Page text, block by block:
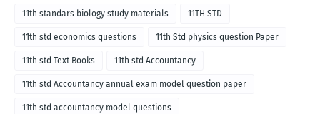
11th standars biology study materials 11TH STD
11th std economics questions 11th Std physics question Paper
11th std Text Books 11th std Accountancy
11th std Accountancy annual exam model question paper
11th std accountancy model questions